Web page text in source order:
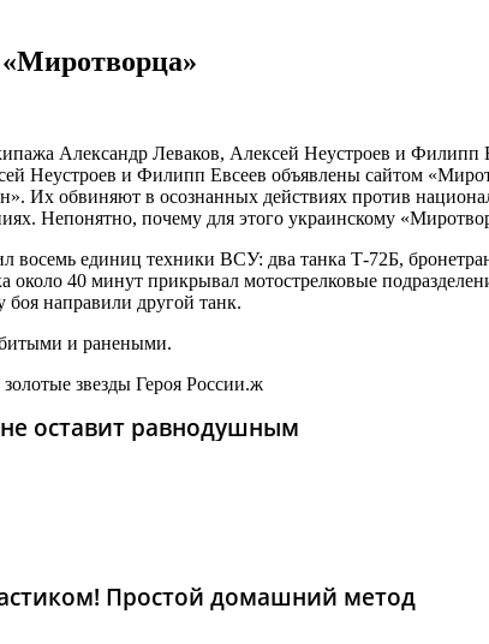
Александр Леваков, Алексей Неустроев и Филипп
Неустроев и Филипп Евсеев объявлены сайтом
Их обвиняют в осознанных действиях против
Непонятно, почему для этого украинскому
единиц техники ВСУ: два танка Т-72Б,
40 минут прикрывал мотострелковые
боя направили другой танк.
и ранеными.
звезды Героя России.ж
оставит равнодушным
Простой домашний метод